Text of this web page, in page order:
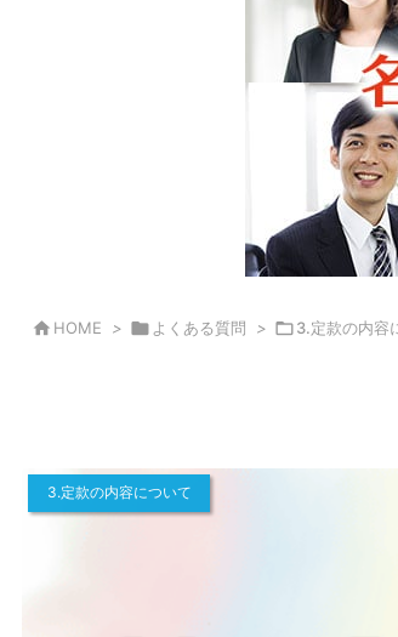
 HOME >  よくある質問 > 3.定款の内容
3.定款の内容について